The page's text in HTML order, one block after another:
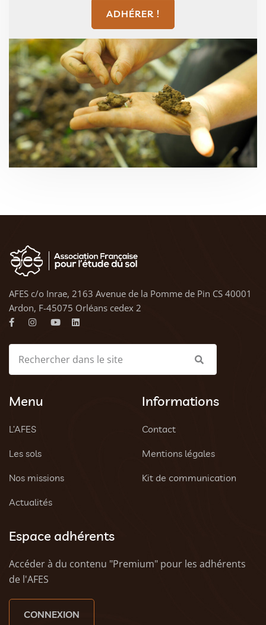
ADHÉRER !
AFES c/o Inrae, 2163 Avenue de la Pomme de Pin CS 40001
Ardon, F-45075 Orléans cedex 2
Menu
L’AFES
Les sols
Nos missions
Actualités
Informations
Contact
Mentions légales
Kit de communication
Espace adhérents
Accéder à du contenu "Premium" pour les adhérents
de l'AFES
CONNEXION